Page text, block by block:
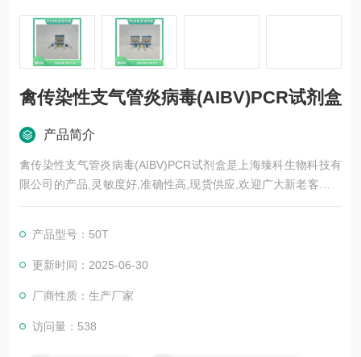
禽传染性支气管炎病毒(AIBV)PCR试剂盒
产品简介
禽传染性支气管炎病毒(AIBV)PCR试剂盒是上海臻科生物科技有
限公司的产品,灵敏度好,准确性高,现货供应,欢迎广大新老客户前
来选购。
产品型号：50T
更新时间：2025-06-30
厂商性质：生产厂家
访问量：538